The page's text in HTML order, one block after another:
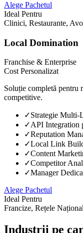
Alege Pachetul
Ideal Pentru
Clinici, Restaurante,
Local Domination
Franchise & Enterprise
Cost Personalizat
Soluție completă pentru
competitive.
✓Strategie Multi-
✓API Integration
✓Reputation
✓Local Link
✓Content
✓Competitor
✓Manager
Alege Pachetul
Ideal Pentru
Francize, Rețele
Industrii pe